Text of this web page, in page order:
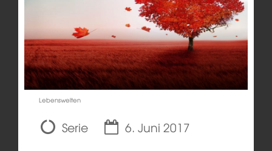
Lebenswelten
Serie
6. Juni 2017